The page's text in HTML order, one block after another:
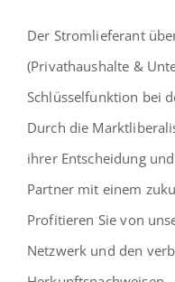
Der Stromlieferant
(Privathaushalte &
Schlüsselfunktion bei
Durch die
ihrer Entscheidung
Partner mit einem
Profitieren Sie von
Netzwerk und den